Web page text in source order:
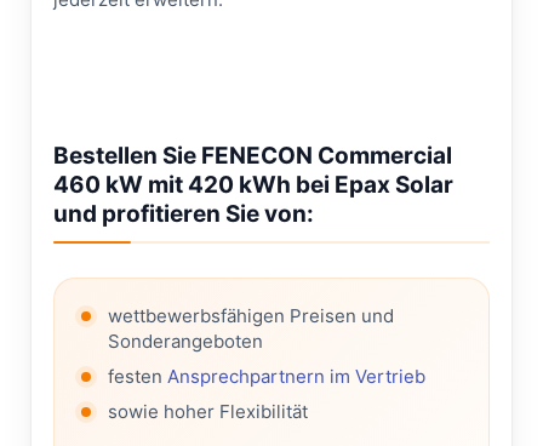
Bestellen Sie FENECON Commercial
460 kW mit 420 kWh bei Epax Solar
und profitieren Sie von:
wettbewerbsfähigen Preisen und
Sonderangeboten
festen Ansprechpartnern im Vertrieb
sowie hoher Flexibilität